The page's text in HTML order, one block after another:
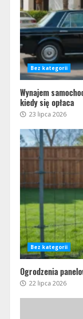
Bez kategorii
Wynajem
kiedy się opłaca
23 lipca 2026
Bez kategorii
Ogrodzenia
22 lipca 2026